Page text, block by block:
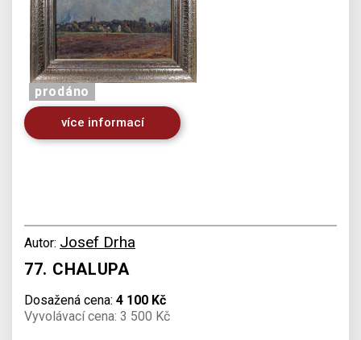
prodáno
více informací
Autor: Josef Drha
77. CHALUPA
Dosažená cena: 4 100 Kč
Vyvolávací cena: 3 500 Kč